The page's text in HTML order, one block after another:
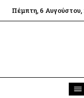
Πέμπτη, 6 Αυγούστου,